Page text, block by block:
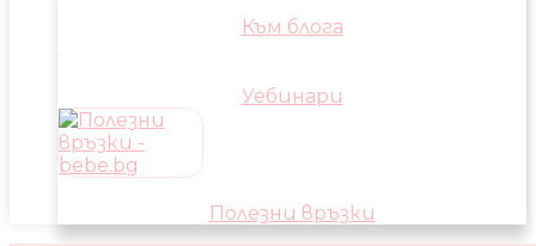
Към блога
Уебинари
Полезни връзки